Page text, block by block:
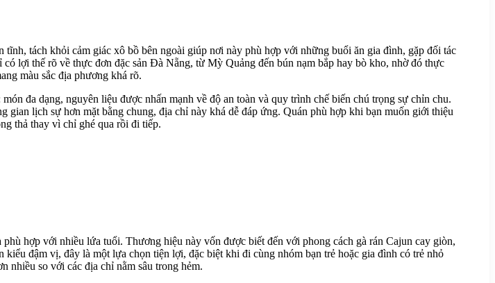
tách khỏi cảm giác xô bồ bên ngoài giúp nơi này phù hợp với những buổi ăn gia đình, gặp đối tác
có lợi thế rõ về thực đơn đặc sản Đà Nẵng, từ Mỳ Quảng đến bún nạm bắp hay bò kho, nhờ đó thực
màu sắc địa phương khá rõ.
đa dạng, nguyên liệu được nhấn mạnh về độ an toàn và quy trình chế biến chú trọng sự chỉn chu.
lịch sự hơn mặt bằng chung, địa chỉ này khá dễ đáp ứng. Quán phù hợp khi bạn muốn giới thiệu
thả thay vì chỉ ghé qua rồi đi tiếp.
hợp với nhiều lứa tuổi. Thương hiệu này vốn được biết đến với phong cách gà rán Cajun cay giòn,
đậm vị, đây là một lựa chọn tiện lợi, đặc biệt khi đi cùng nhóm bạn trẻ hoặc gia đình có trẻ nhỏ
nhiều so với các địa chỉ nằm sâu trong hẻm.